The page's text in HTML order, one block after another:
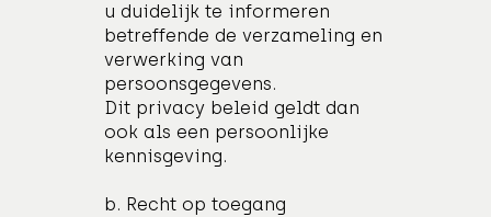
u duidelijk te informeren
betreffende de verzameling en
verwerking van
persoonsgegevens.
Dit privacy beleid geldt dan
ook als een persoonlijke
kennisgeving.
b. Recht op toegang